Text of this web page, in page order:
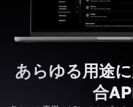
あらゆる用途
合